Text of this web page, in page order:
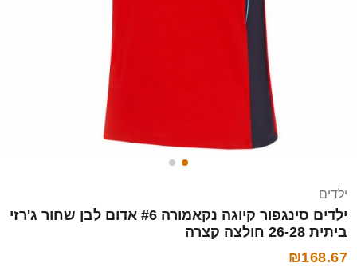
ילדים
ילדים סינגפור קיוגה נקאמורה #6 אדום לבן שחור ג'רזי
ביתית 26-28 חולצה קצרה
₪168.67